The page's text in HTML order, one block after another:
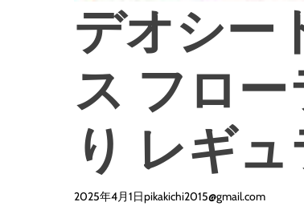
デオシー
ス フロ
り レギ
2025年4月1日pikakichi2015@gmail.com